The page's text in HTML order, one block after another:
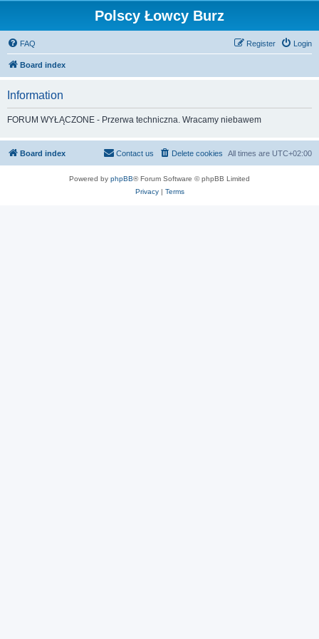
Polscy Łowcy Burz
FAQ Login
Register
Board index
Information
FORUM WYŁĄCZONE - Przerwa techniczna. Wracamy niebawem
Board index All times are UTC+02:00
Delete cookies
Contact us
Powered by phpBB® Forum Software © phpBB Limited
Privacy| Terms